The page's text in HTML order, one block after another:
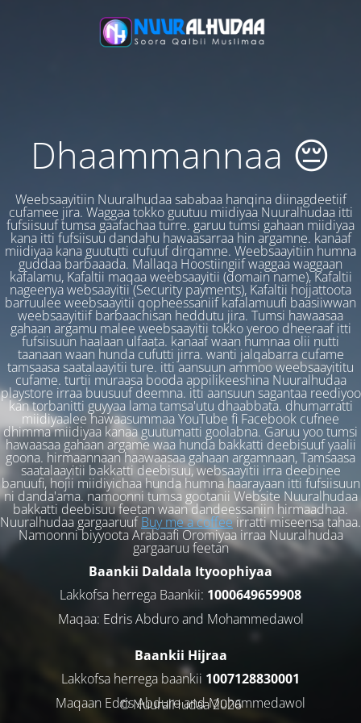
Dhaammannaa 😔
Weebsaayitiin Nuuralhudaa sababaa hanqina diinagdeetiif
cufamee jira. Waggaa tokko guutuu miidiyaa Nuuralhudaa itti
fufsiisuuf tumsa gaafachaa turre. garuu tumsi gahaan miidiyaa
kana itti fufsiisuu dandahu hawaasarraa hin argamne. kanaaf
miidiyaa kana guututti cufuuf dirqamne. Weebsaayitiin humna
guddaa barbaaada. Mallaqa Hoostiingiif waggaa waggaan
kafalamu, Kafaltii maqaa weebsaayitii (domain name), Kafaltii
nageenya websaayitii (Security payments), Kafaltii hojjattoota
barruulee weebsaayitii qopheessaniif kafalamuufi baasiiwwan
weebsaayitiif barbaachisan heddutu jira. Tumsi hawaasaa
gahaan argamu malee weebsaayitii tokko yeroo dheeraaf itti
fufsiisuun haalaan ulfaata. kanaaf waan humnaa olii nutti
taanaan waan hunda cufutti jirra. wanti jalqabarra cufame
tamsaasa saatalaayitii ture. itti aansuun ammoo weebsaayititu
cufame. turtii muraasa booda appilikeeshina Nuuralhudaa
playstore irraa buusuuf deemna. itti aansuun sagantaa reediyoo
kan torbanitti guyyaa lama tamsa'utu dhaabbata. dhumarratti
miidiyaalee hawaasummaa YouTube fi Facebook cufnee
dhimma miidiyaa kanaa guutumatti goolabna. Garuu yoo tumsi
hawaasaa gahaan argame waa hunda bakkatti deebisuuf yaalii
goona. hirmaannaan haawaasaa gahaan argamnaan, Tamsaasa
saatalaayitii bakkatti deebisuu, websaayitii irra deebinee
banuufi, hojii miidiyichaa hunda humna haarayaan itti fufsiisuun
ni danda'ama. namoonni tumsa gootanii Website Nuuralhudaa
bakkatti deebisuu feetan waan dandeessaniin hirmaadhaa.
Nuuralhudaa gargaaruufBuy me a coffeeirratti miseensa tahaa.
Namoonni biyyoota Arabaafi Oromiyaa irraa Nuuralhudaa
gargaaruu feetan
Baankii Daldala Ityoophiyaa
Lakkofsa herrega Baankii: 1000649659908
Maqaa: Edris Abduro and Mohammedawol
Baankii Hijraa
Lakkofsa herrega baankii 1007128830001
Maqaan Edris Abduro and Muhammedawol
© NuuralHudaa 2026